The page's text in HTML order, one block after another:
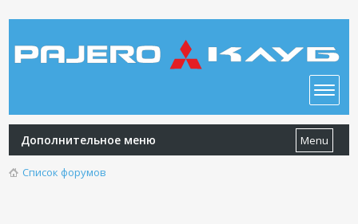
Дополнительное меню Menu
Список форумов